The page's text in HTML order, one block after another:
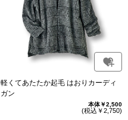
軽くてあたたか起毛 はおりカーディ
ガン
本体￥2,500
(税込￥2,750)